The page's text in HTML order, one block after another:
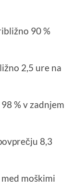
90 %
2,5 ure na
% v zadnjem
8,3
moškimi